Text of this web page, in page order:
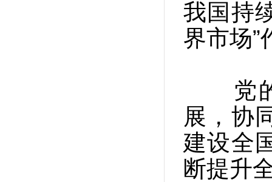
我国持
界市场”
党的
展，协
建设全
断提升